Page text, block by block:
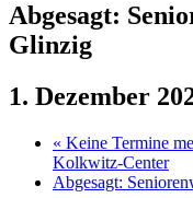
Abgesagt:
Glinzig
1. Dezember
« Keine Termine
Kolkwitz-Center
Abgesagt: